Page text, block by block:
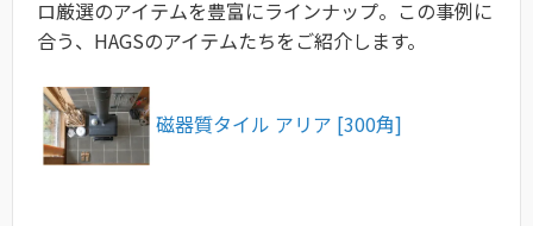
ロ厳選のアイテムを豊富にラインナップ。この事例に
合う、HAGSのアイテムたちをご紹介します。
磁器質タイル アリア [300角]